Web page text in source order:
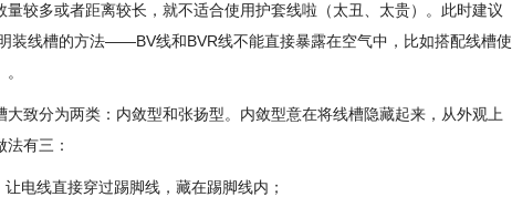
量较多或者距离较长，就不适合使用护套线啦（太丑、太贵）。此时建议
装线槽的方法——BV线和BVR线不能直接暴露在空气中，比如搭配线槽使
大致分为两类：内敛型和张扬型。内敛型意在将线槽隐藏起来，从外观上
有三：
电线直接穿过踢脚线，藏在踢脚线内；